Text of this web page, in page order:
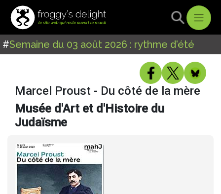
#Semaine du 03 août 2026 : rythme d'été
Marcel Proust - Du côté de la mère
Musée d'Art et d'Histoire du
Judaïsme